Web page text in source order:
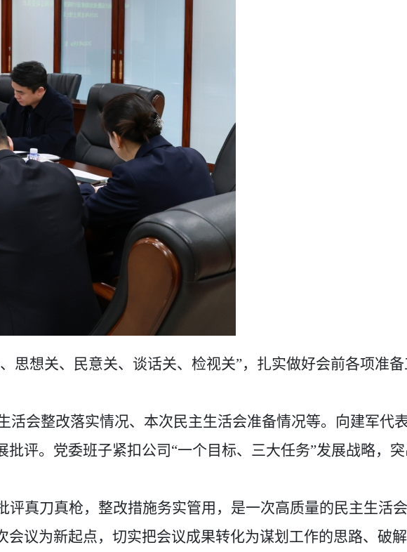
思想关、民意关、谈话关、检视关”，扎实做好会前各项准
活会整改落实情况、本次民主生活会准备情况等。向建军代
评。党委班子紧扣公司“一个目标、三大任务”发展战略，
真刀真枪，整改措施务实管用，是一次高质量的民主生活
议为新起点，切实把会议成果转化为谋划工作的思路、破